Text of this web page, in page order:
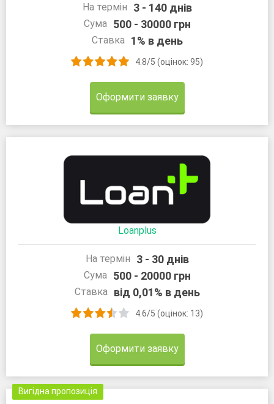
На термін 3 - 140 днів
Сума 500 - 30000 грн
Ставка 1% в день
4.8/5 (оцінок: 95)
Оформити заявку
Loanplus
На термін 3 - 30 днів
Сума 500 - 20000 грн
Ставка від 0,01% в день
4.6/5 (оцінок: 13)
Оформити заявку
Вигідна пропозиція